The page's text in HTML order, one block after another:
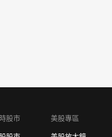
股市 美股專區